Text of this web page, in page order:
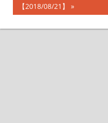
ナ
ビ
の
事:
【2018/08/21】